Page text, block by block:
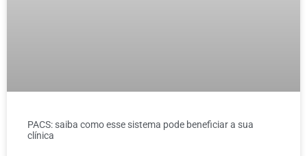
PACS: saiba como esse sistema pode beneficiar a sua
clínica